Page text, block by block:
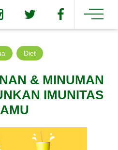
Diet
& MINUMAN
IMUNITAS